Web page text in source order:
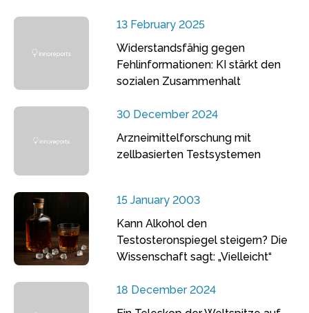
13 February 2025
Widerstandsfähig gegen
Fehlinformationen: KI stärkt den
sozialen Zusammenhalt
30 December 2024
Arzneimittelforschung mit
zellbasierten Testsystemen
15 January 2003
Kann Alkohol den
Testosteronspiegel steigern? Die
Wissenschaft sagt: „Vielleicht“
18 December 2024